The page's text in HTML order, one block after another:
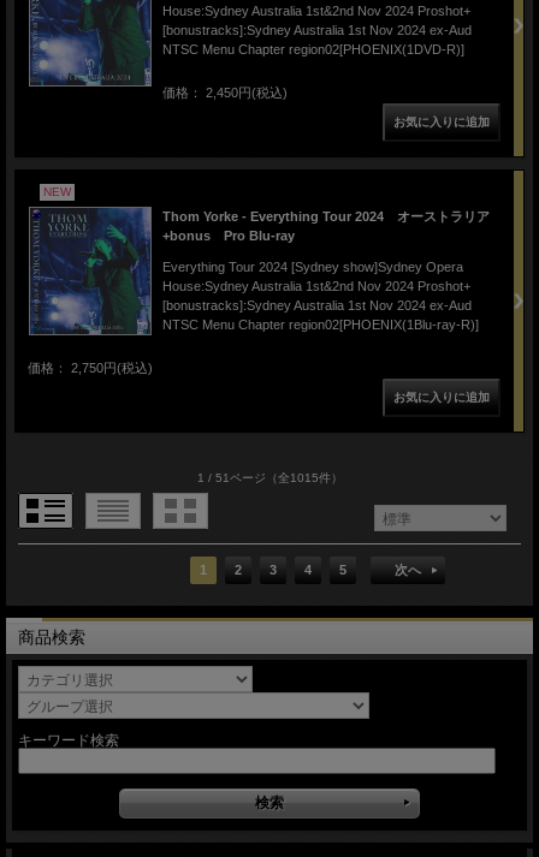
House:Sydney Australia 1st&2nd Nov 2024 Proshot+
[bonustracks]:Sydney Australia 1st Nov 2024 ex-Aud
NTSC Menu Chapter region02[PHOENIX(1DVD-R)]
価格： 2,450円(税込)
NEW
Thom Yorke - Everything Tour 2024 オーストラリア
+bonus Pro Blu-ray
Everything Tour 2024 [Sydney show]Sydney Opera
House:Sydney Australia 1st&2nd Nov 2024 Proshot+
[bonustracks]:Sydney Australia 1st Nov 2024 ex-Aud
NTSC Menu Chapter region02[PHOENIX(1Blu-ray-R)]
価格： 2,750円(税込)
1 / 51ページ （全1015件）
1 2 3 4 5 次へ
商品検索
キーワード検索